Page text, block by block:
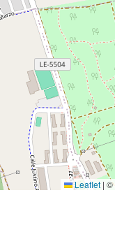
Leaflet | ©